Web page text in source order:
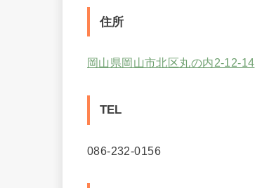
住所
岡山県岡山市北区丸の内2-12-14
TEL
086-232-0156